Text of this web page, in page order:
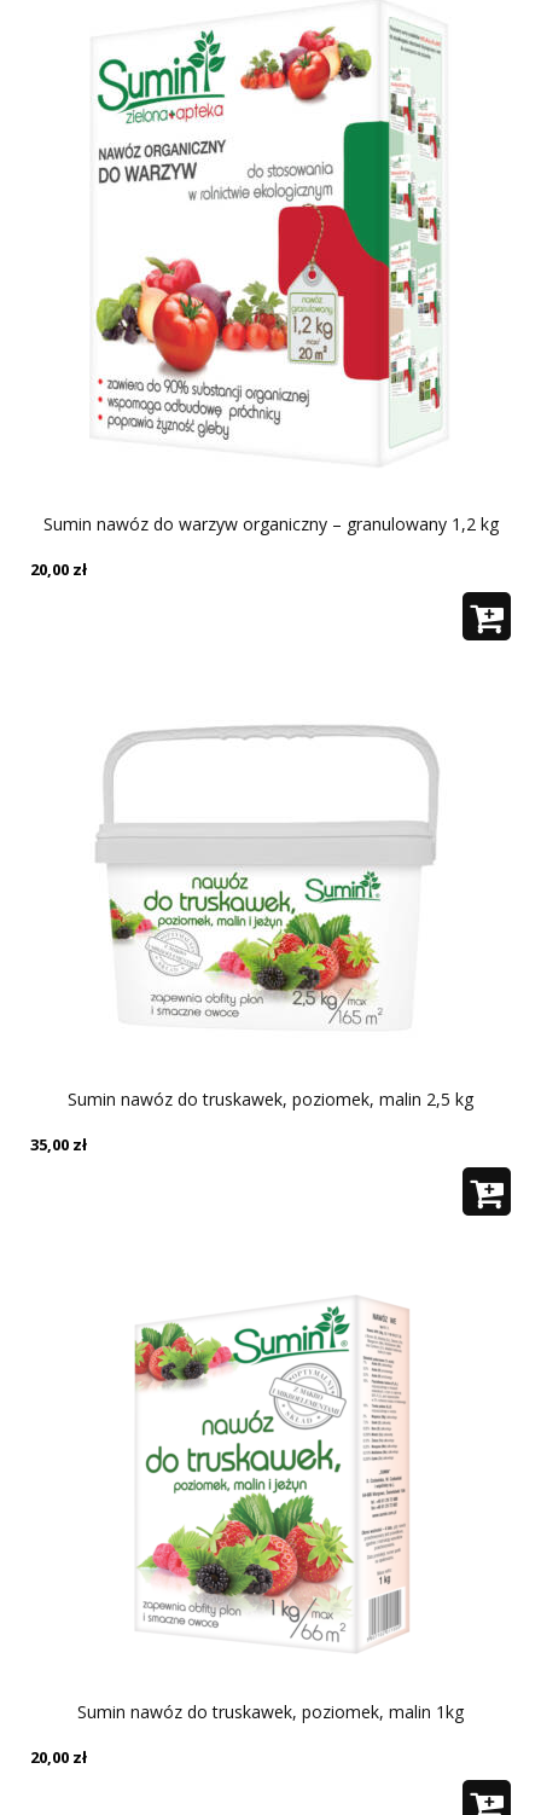
Sumin nawóz do warzyw organiczny – granulowany 1,2 kg
20,00 zł
Sumin nawóz do truskawek, poziomek, malin 2,5 kg
35,00 zł
Sumin nawóz do truskawek, poziomek, malin 1kg
20,00 zł